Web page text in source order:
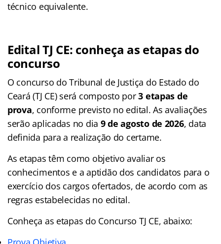
técnico equivalente.
Edital TJ CE: conheça as etapas do
concurso
O concurso do Tribunal de Justiça do Estado do
Ceará (TJ CE) será composto por3 etapas de
prova, conforme previsto no edital. As avaliações
serão aplicadas no dia 9 de agosto de 2026, data
definida para a realização do certame.
As etapas têm como objetivo avaliar os
conhecimentos e a aptidão dos candidatos para o
exercício dos cargos ofertados, de acordo com as
regras estabelecidas no edital.
Conheça as etapas do Concurso TJ CE, abaixo: